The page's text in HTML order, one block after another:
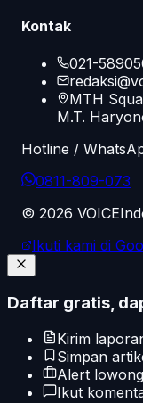
Kontak
021-
MTH
M.T.
Hotline /
0811-809-073
© 2026
Ikuti kami di
Daftar gratis,
Kirim
Simpan
Alert
Ikut